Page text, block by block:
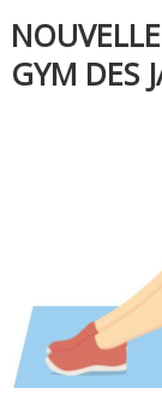
GYM DES